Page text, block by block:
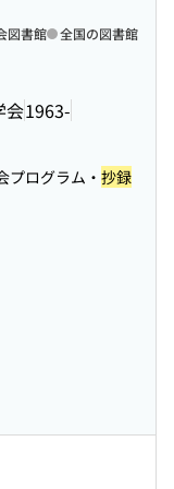
会1963-
図書館 全国の図書館
プログラム・ 抄録